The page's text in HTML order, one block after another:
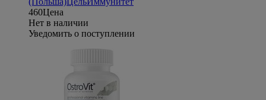
460Цена
Нет в наличии
Уведомить о поступлении